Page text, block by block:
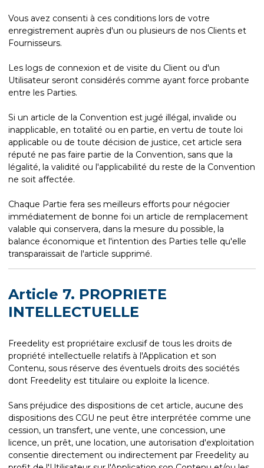
Vous avez consenti à ces conditions lors de votre
enregistrement auprès d'un ou plusieurs de nos Clients et
Fournisseurs.
Les logs de connexion et de visite du Client ou d'un
Utilisateur seront considérés comme ayant force probante
entre les Parties.
Si un article de la Convention est jugé illégal, invalide ou
inapplicable, en totalité ou en partie, en vertu de toute loi
applicable ou de toute décision de justice, cet article sera
réputé ne pas faire partie de la Convention, sans que la
légalité, la validité ou l'applicabilité du reste de la Convention
ne soit affectée.
Chaque Partie fera ses meilleurs efforts pour négocier
immédiatement de bonne foi un article de remplacement
valable qui conservera, dans la mesure du possible, la
balance économique et l'intention des Parties telle qu'elle
transparaissait de l'article supprimé.
Article 7. PROPRIETE
INTELLECTUELLE
Freedelity est propriétaire exclusif de tous les droits de
propriété intellectuelle relatifs à l'Application et son
Contenu, sous réserve des éventuels droits des sociétés
dont Freedelity est titulaire ou exploite la licence.
Sans préjudice des dispositions de cet article, aucune des
dispositions des CGU ne peut être interprétée comme une
cession, un transfert, une vente, une concession, une
licence, un prêt, une location, une autorisation d'exploitation
consentie directement ou indirectement par Freedelity au